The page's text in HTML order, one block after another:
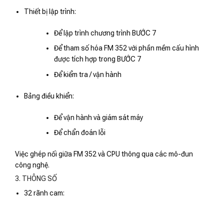
Thiết bị lập trình:
Để lập trình chương trình BƯỚC 7
Để tham số hóa FM 352 với phần mềm cấu hình
được tích hợp trong BƯỚC 7
Để kiểm tra / vận hành
Bảng điều khiển:
Để vận hành và giám sát máy
Để chẩn đoán lỗi
Việc ghép nối giữa FM 352 và CPU thông qua các mô-đun
công nghệ.
3. THÔNG SỐ
32 rãnh cam: